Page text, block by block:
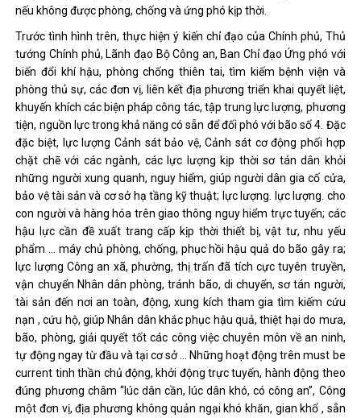
nếu không được phòng, chống và ứng phó kịp thời.
Trước tình hình trên, thực hiện ý kiến ​​chỉ đạo của Chính phủ, Thủ
tướng Chính phủ, Lãnh đạo Bộ Công an, Ban Chỉ đạo Ứng phó với
biến đổi khí hậu, phòng chống thiên tai, tìm kiếm bệnh viện và
phòng thủ sự, các đơn vị, liên kết địa phương triển khai quyết liệt,
khuyến khích các biện pháp công tác, tập trung lực lượng, phương
tiện, nguồn lực trong khả năng có sẵn để đối phó với bão số 4. Đặc
đặc biệt, lực lượng Cảnh sát bảo vệ, Cảnh sát cơ động phối hợp
chặt chẽ với các ngành, các lực lượng kịp thời sơ tán dân khỏi
những người xung quanh, nguy hiểm, giúp người dân gia cố cửa,
bảo vệ tài sản và cơ sở hạ tầng kỹ thuật; lực lượng. lực lượng. cho
con người và hàng hóa trên giao thông nguy hiểm trực tuyến; các
hậu lực cần đề xuất trang cấp kịp thời thiết bị, vật tư, nhu yếu
phẩm … máy chủ phòng, chống, phục hồi hậu quả do bão gây ra;
lực lượng Công an xã, phường, thị trấn đã tích cực tuyên truyền,
vận chuyển Nhân dân phòng, tránh bão, di chuyển, sơ tán người,
tài sản đến nơi an toàn, động, xung kích tham gia tìm kiếm cứu
nạn , cứu hộ, giúp Nhân dân khắc phục hậu quả, thiệt hại do mưa,
bão, phòng, giải quyết tốt các công việc chuyên môn về an ninh,
tự động ngay từ đầu và tại cơ sở … Những hoạt động trên must be
current tinh thần chủ động, khởi động trực tuyến, hành động theo
đúng phương châm “lúc dân cần, lúc dân khó, có công an”, Công
một đơn vị, địa phương không quản ngại khó khăn, gian khổ , sẵn